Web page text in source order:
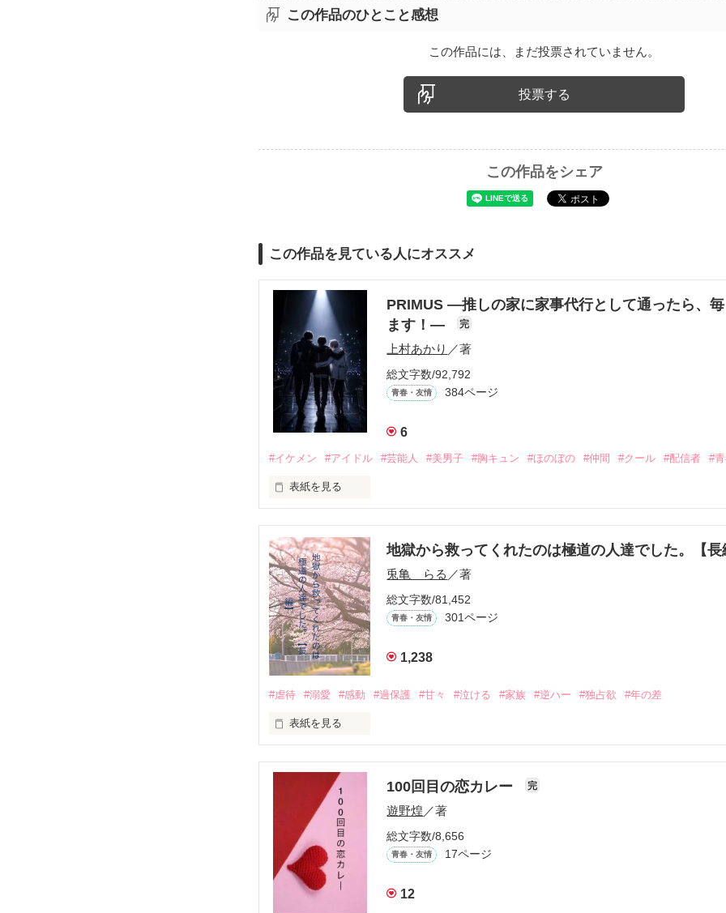
この作品のひとこと感想
この作品には、まだ投票されていません。
投票する
この作品をシェア
この作品を見ている人にオススメ
PRIMUS ―推しの家に家事代行として通ったら、
ます！―
完
上村あかり ／著
総文字数/92,792
青春・友情 384ページ
6
#イケメン #アイドル #芸能人 #美男子 #胸キュン #ほのぼの #仲間 #クール #配信者 #
表紙を見る
不器用でも努力を諦めない赤。
無口で頼れる黒。
天才肌で笑顔が眩しい白。
三人の姿に勇気をもらい、「私も一歩踏み出してみたい」と思えるようになった。
恋、友情、夢、そして成長。
〜青春群像劇〜
画像AI制作
地獄から救ってくれたのは極道の人達でした。【長
兎亀 らる ／著
総文字数/81,452
青春・友情 301ページ
1,238
#虐待 #溺愛 #感動 #過保護 #甘々 #泣ける #家族 #逆ハー #独占欲 #年の差
表紙を見る
『──のせいじゃないよ』
｢なんであんたが生きてんのよ｣
『生きていてくれてありがとう』
｢あんたなんか産まなきゃ良かった｣
100回目の恋カレー 完
遊野煌 ／著
総文字数/8,656
青春・友情 17ページ
12